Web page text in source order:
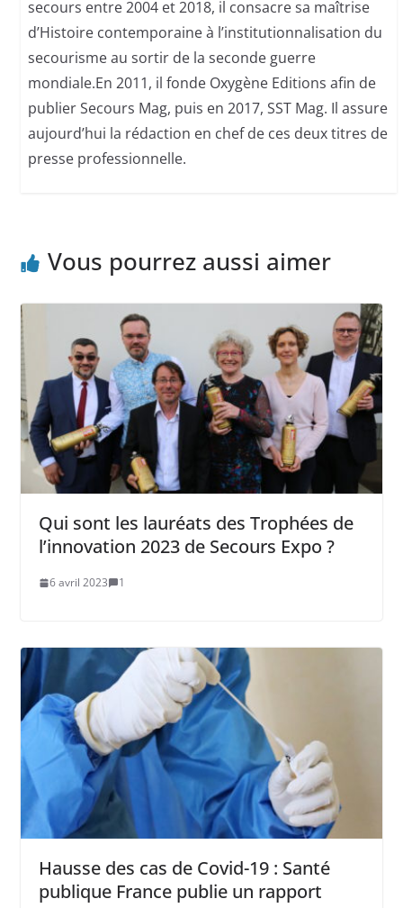
secours entre 2004 et 2018, il consacre sa maîtrise
d’Histoire contemporaine à l’institutionnalisation du
secourisme au sortir de la seconde guerre
mondiale.En 2011, il fonde Oxygène Editions afin de
publier Secours Mag, puis en 2017, SST Mag. Il assure
aujourd’hui la rédaction en chef de ces deux titres de
presse professionnelle.
Vous pourrez aussi aimer
Qui sont les lauréats des Trophées de
l’innovation 2023 de Secours Expo ?
6 avril 2023 1
Hausse des cas de Covid-19 : Santé
publique France publie un rapport